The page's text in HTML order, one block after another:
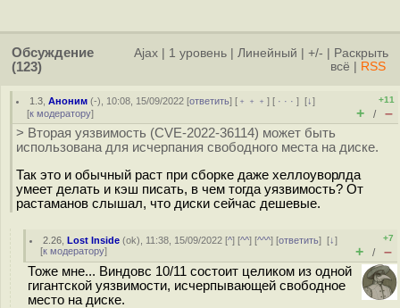
Обсуждение
(123)
Ajax 1 уровень Линейный +/-
Раскрыть
всё
RSS
1.3 ,Аноним (-), 10:08, 15/09/2022 [ответить] [ ﹢﹢﹢] [ · · ·][↓]
[к модератору]
+11
+ / –
> Вторая уязвимость (CVE-2022-36114) может быть
использована для исчерпания свободного места на диске.
Так это и обычный раст при сборке даже хеллоуворлда
умеет делать и кэш писать, в чем тогда уязвимость? От
растаманов слышал, что диски сейчас дешевые.
2.26 ,Lost Inside (ok), 11:38, 15/09/2022 [^] [^^] [^^^] [ответить][↓]
[к модератору]
+7
+ / –
Тоже мне... Виндовс 10/11 состоит целиком из одной
гигантской уязвимости, исчерпывающей свободное
место на диске.